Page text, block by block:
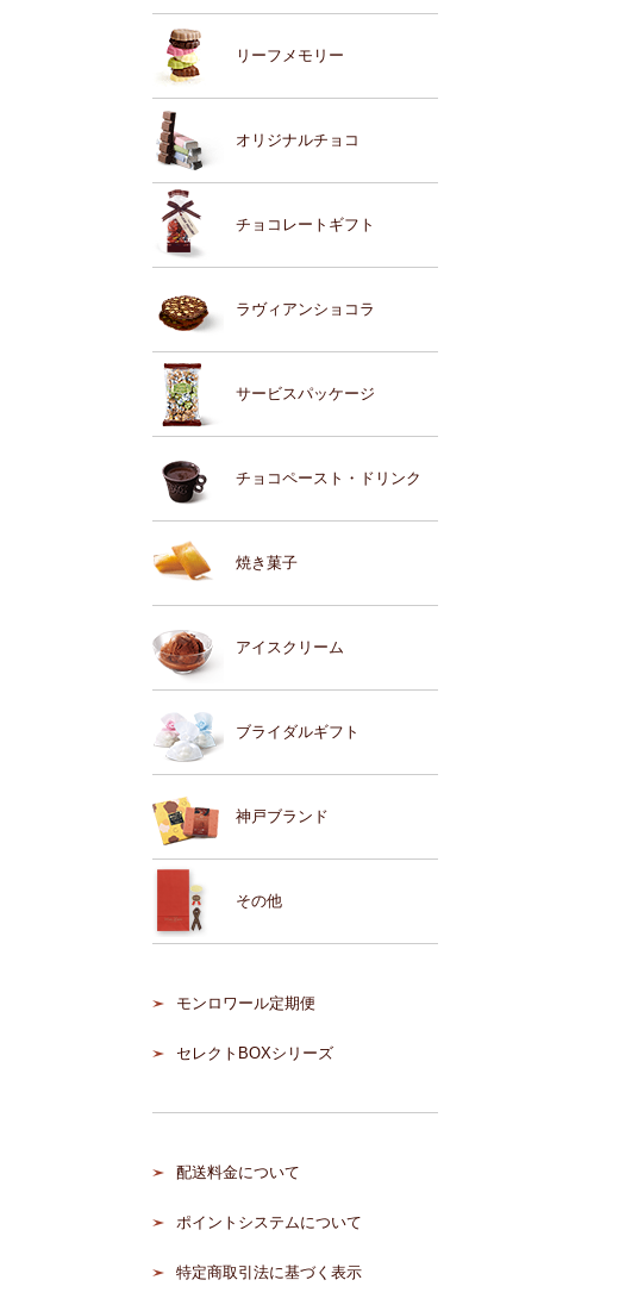
リーフメモリー
オリジナルチョコ
チョコレートギフト
ラヴィアンショコラ
サービスパッケージ
チョコペースト・ドリンク
焼き菓子
アイスクリーム
ブライダルギフト
神戸ブランド
その他
モンロワール定期便
セレクトBOXシリーズ
配送料金について
ポイントシステムについて
特定商取引法に基づく表示